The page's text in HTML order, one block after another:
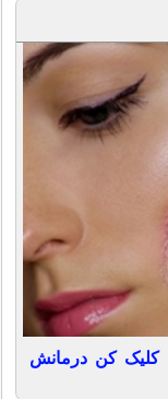
کلیک کن درمانش